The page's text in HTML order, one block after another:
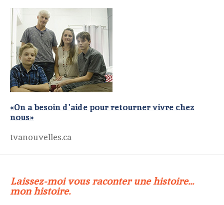
«On a besoin d'aide pour retourner vivre chez
nous»
tvanouvelles.ca
Laissez-moi vous raconter une histoire...
mon histoire.